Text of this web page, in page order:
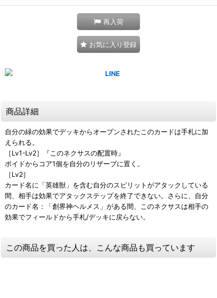
再入荷
お気に入り登録
商品詳細
自分の緑の効果でデッキからオープンされたこのカードは手札に加
えられる。
［Lv1-Lv2］『このネクサスの配置時』
ボイドからコア1個を自分のリザーブに置く。
［Lv2］
カード名に「英雄獣」を含む自分のスピリットがアタックしている
間、相手は効果でアタックステップを終了できない。さらに、自分
のカード名：「創界神ヘルメス」がある間、このネクサスは相手の
効果でフィールドから手札/デッキに戻らない。
この商品を買った人は、こんな商品も買っています